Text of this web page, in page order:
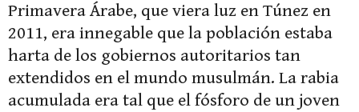
Primavera Árabe, que viera luz en Túnez en
2011, era innegable que la población estaba
harta de los gobiernos autoritarios tan
extendidos en el mundo musulmán. La rabia
acumulada era tal que el fósforo de un joven